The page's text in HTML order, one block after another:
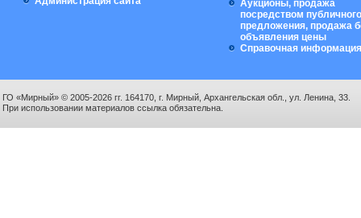
Аукционы, продажа
посредством публичного
предложения, продажа
объявления цены
Справочная информация
ГО «Мирный» © 2005-2026 гг. 164170, г. Мирный, Архангельская обл., ул. Ленина, 33.
При использовании материалов ссылка обязательна.